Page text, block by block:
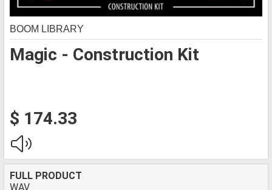
Magic - Construction Kit
BOOM LIBRARY
$ 174.33
FULL PRODUCT
WAV